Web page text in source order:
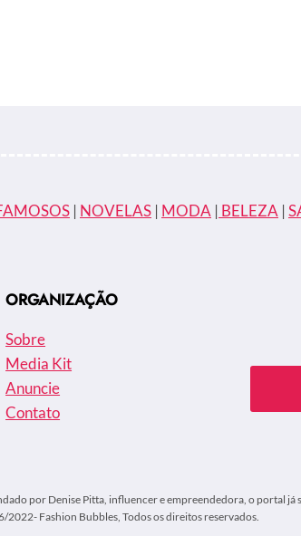
| NOVELAS | MODA | BELEZA |
ORGANIZAÇÃO
Sobre
Media Kit
Anuncie
Contato
por Denise Pitta, influencer e empreendedora, o portal já
2022- Fashion Bubbles, Todos os direitos reservados.